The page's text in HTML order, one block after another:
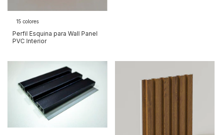
15 colores
Perfil Esquina para Wall Panel
PVC Interior